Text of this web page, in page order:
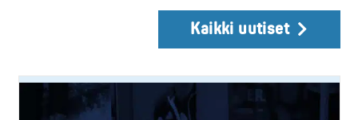
Kaikki uutiset